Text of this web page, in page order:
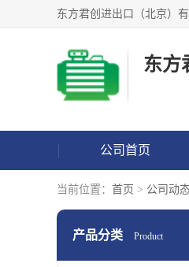
东方
公司首页
当前位置： 首页 > 公司动
产品分类 Product